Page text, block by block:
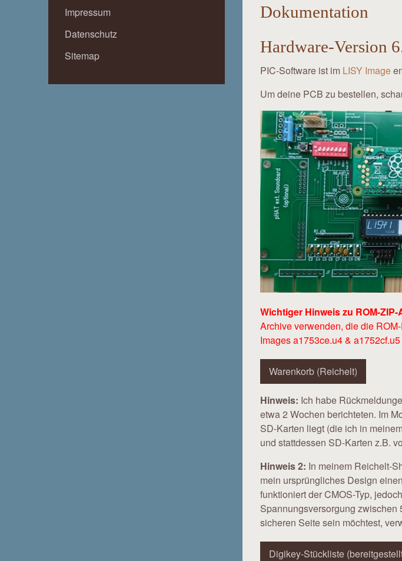
Impressum
Datenschutz
Sitemap
Dokumentation
Hardware-Version
PIC-Software ist im LISY Image
Um deine PCB zu bestellen,
Wichtiger Hinweis zu ROM-
Archive verwenden, die die
Images a1753ce.u4 & a1752cf.u5
Warenkorb (Reichelt)
Hinweis: Ich habe
etwa 2 Wochen berichteten. Im
SD-Karten liegt (die ich in
und stattdessen SD-Karten z.B.
Hinweis 2: In meinem Reichelt-
mein ursprüngliches Design
funktioniert der CMOS-Typ,
Spannungsversorgung zwischen
sicheren Seite sein möchtest,
Digikey-Stückliste